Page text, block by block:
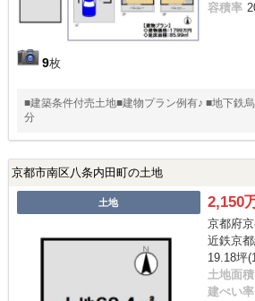
9枚
容積率
■建築条件付売土地■建物プラン例有♪ ■地下鉄
分
京都市南区八条内田町の土地
土地 2,150
京都府
近鉄京
19.18坪
土地面積
建ぺい率